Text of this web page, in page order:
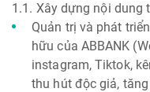
1.1. Xây dựng nội dung
Quản trị và phát
hữu của ABBANK
instagram, Tiktok,
thu hút độc giả,